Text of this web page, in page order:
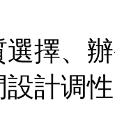
擇、
計调